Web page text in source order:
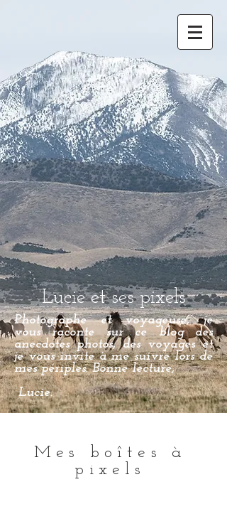
Lucie et ses pixels
Photographe et voyageuse, je
vous raconte sur ce blog des
anecdotes photos, des voyages et
je vous invite à me suivre lors de
mes périples. Bonne lecture,
Lucie.
Mes boîtes à
pixels